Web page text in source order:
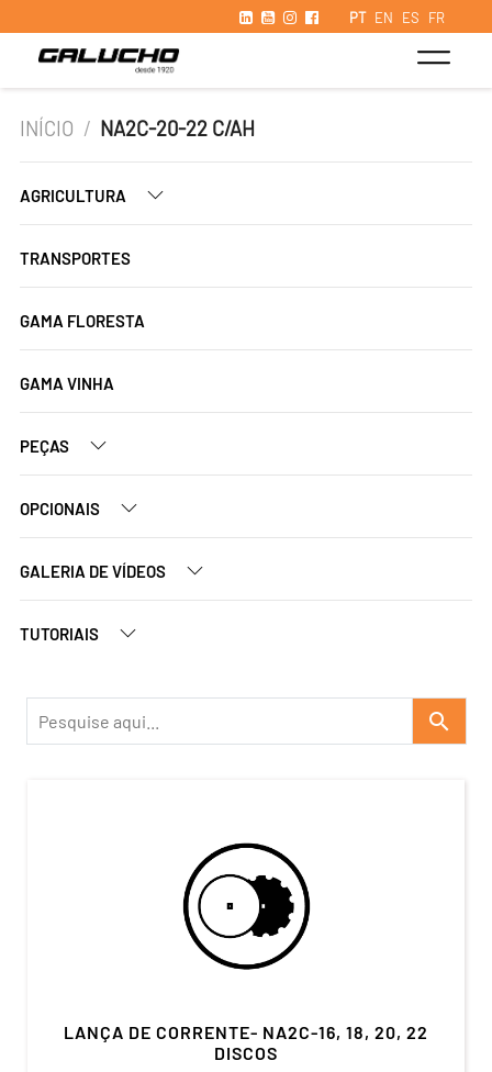
PT EN ES FR
INÍCIO / NA2C-20-22 C/AH
AGRICULTURA
TRANSPORTES
GAMA FLORESTA
GAMA VINHA
PEÇAS
OPCIONAIS
GALERIA DE VÍDEOS
TUTORIAIS
search
LANÇA DE CORRENTE- NA2C-16, 18, 20, 22
DISCOS